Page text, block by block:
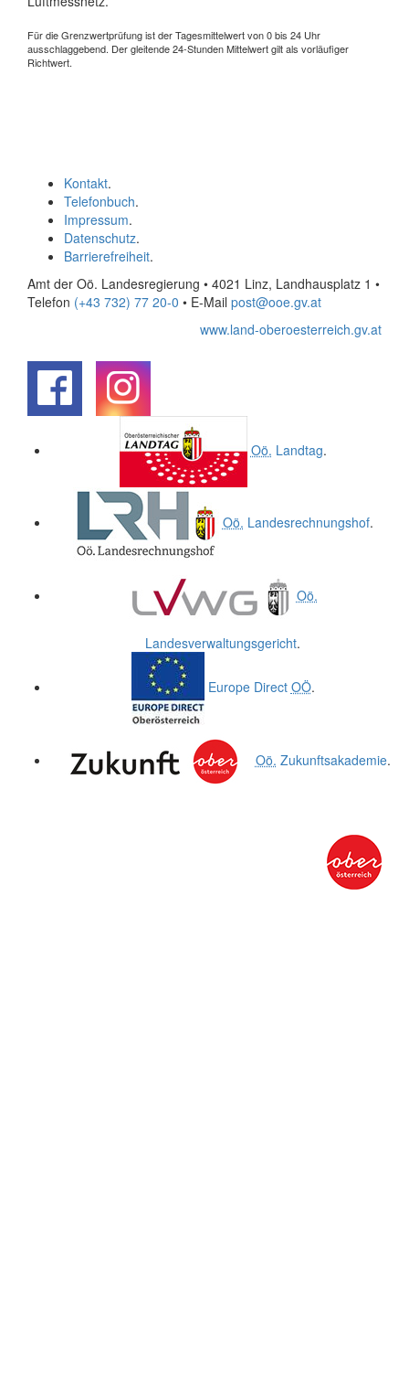
Für die Grenzwertprüfung ist der Tagesmittelwert von 0 bis 24 Uhr
ausschlaggebend. Der gleitende 24-Stunden Mittelwert gilt als vorläufiger
Richtwert.
Kontakt.
Telefonbuch.
Impressum.
Datenschutz.
Barrierefreiheit.
Amt der Oö. Landesregierung • 4021 Linz, Landhausplatz 1 •
Telefon (+43 732) 77 20-0 • E-Mail post@ooe.gv.at
www.land-oberoesterreich.gv.at
Oö. Landtag.
Oö. Landesrechnungshof.
Oö.
Landesverwaltungsgericht.
Europe Direct OÖ.
Oö. Zukunftsakademie.